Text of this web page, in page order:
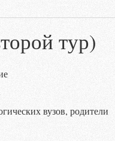
тур)
вузов, родители